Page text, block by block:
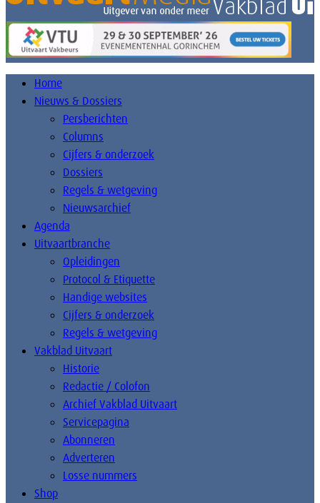
Home
Nieuws & Dossiers
Persberichten
Columns
Cijfers & onderzoek
Dossiers
Regels & wetgeving
Nieuwsarchief
Agenda
Uitvaartbranche
Opleidingen
Protocol & Etiquette
Handige websites
Cijfers & onderzoek
Regels & wetgeving
Vakblad Uitvaart
Historie
Redactie / Colofon
Archief Vakblad Uitvaart
Servicepagina
Abonneren
Adverteren
Losse nummers
Shop